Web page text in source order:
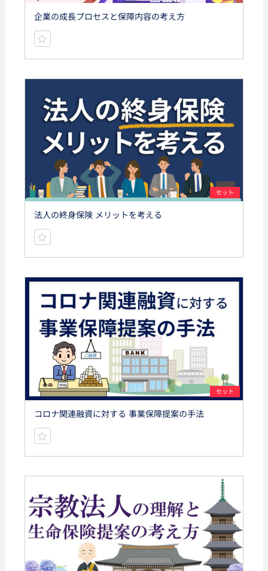
企業の成長プロセスと保障内容の考え方
セット
法人の終身保険 メリットを考える
セット
コロナ関連融資に対する 事業保障提案の手法